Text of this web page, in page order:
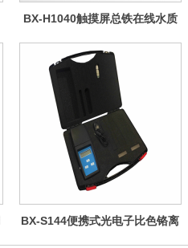
BX-H1040触摸屏总铁在线水质
BX-S144便携式光电子比色铬离